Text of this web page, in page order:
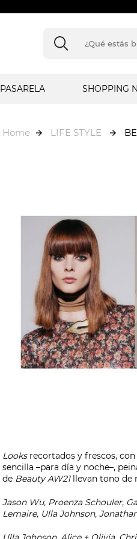
PASARELA SHOPPING
Home LIFE STYLE
Looks recortados y frescos,
sencilla –para día y noche–,
de Beauty AW21llevan tono de
Jason Wu, Proenza Schouler,
Lemaire, Ulla Johnson,